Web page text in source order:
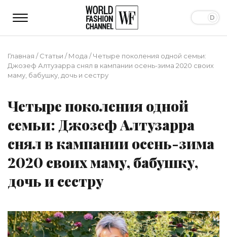
Главная /Статьи /Мода /Четыре поколения одной семьи:
Джозеф Алтузарра снял в кампании осень-зима 2020 своих
маму, бабушку, дочь и сестру
Четыре поколения одной
семьи: Джозеф Алтузарра
снял в кампании осень-зима
2020 своих маму, бабушку,
дочь и сестру